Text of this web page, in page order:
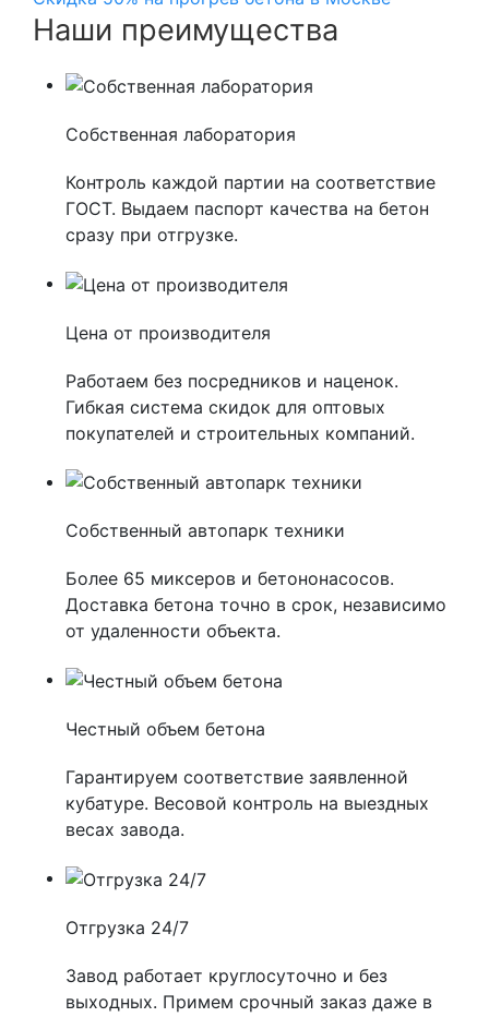
Наши преимущества
Собственная лаборатория
Контроль каждой партии на соответствие
ГОСТ. Выдаем паспорт качества на бетон
сразу при отгрузке.
Цена от производителя
Работаем без посредников и наценок.
Гибкая система скидок для оптовых
покупателей и строительных компаний.
Собственный автопарк техники
Более 65 миксеров и бетононасосов.
Доставка бетона точно в срок, независимо
от удаленности объекта.
Честный объем бетона
Гарантируем соответствие заявленной
кубатуре. Весовой контроль на выездных
весах завода.
Отгрузка 24/7
Завод работает круглосуточно и без
выходных. Примем срочный заказ даже в